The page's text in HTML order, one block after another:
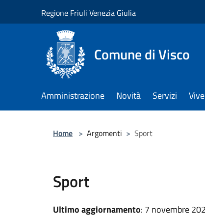
Regione Friuli Venezia Giulia
Comune di Visco
Amministrazione Novità Servizi
Home > Argomenti > Sport
Sport
Ultimo aggiornamento: 7 novembre